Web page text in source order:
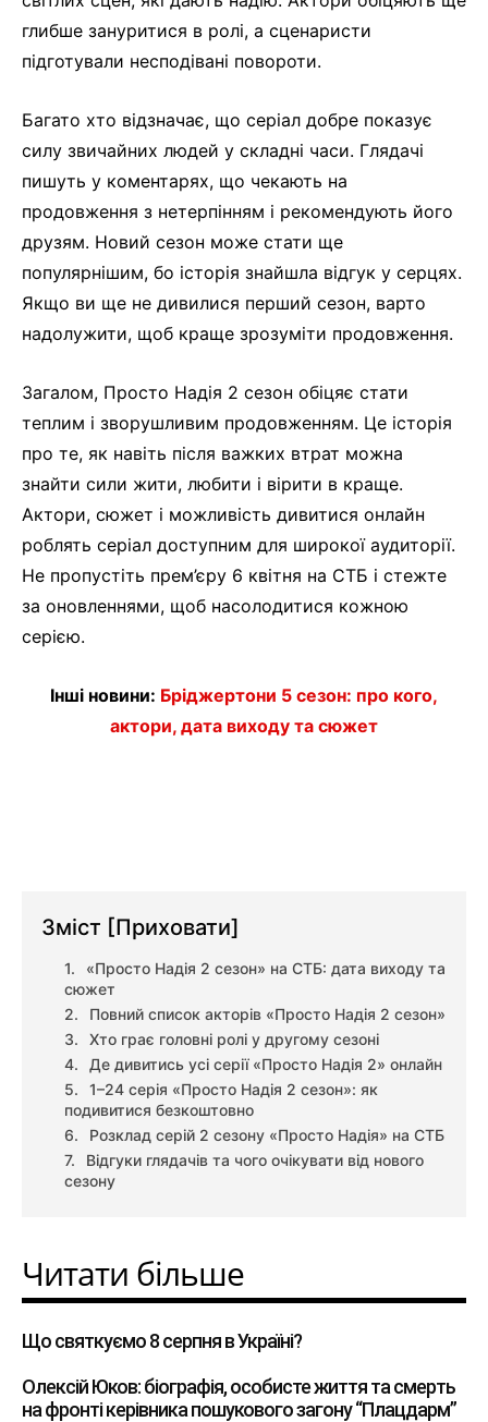
глибше зануритися в ролі, а сценаристи
підготували несподівані повороти.
Багато хто відзначає, що серіал добре показує
силу звичайних людей у складні часи. Глядачі
пишуть у коментарях, що чекають на
продовження з нетерпінням і рекомендують його
друзям. Новий сезон може стати ще
популярнішим, бо історія знайшла відгук у серцях.
Якщо ви ще не дивилися перший сезон, варто
надолужити, щоб краще зрозуміти продовження.
Загалом, Просто Надія 2 сезон обіцяє стати
теплим і зворушливим продовженням. Це історія
про те, як навіть після важких втрат можна
знайти сили жити, любити і вірити в краще.
Актори, сюжет і можливість дивитися онлайн
роблять серіал доступним для широкої аудиторії.
Не пропустіть прем’єру 6 квітня на СТБ і стежте
за оновленнями, щоб насолодитися кожною
серією.
Інші новини: Бріджертони 5 сезон: про кого,
актори, дата виходу та сюжет
Зміст [Приховати]
«Просто Надія 2 сезон» на СТБ: дата виходу та
сюжет
Повний список акторів «Просто Надія 2 сезон»
Хто грає головні ролі у другому сезоні
Де дивитись усі серії «Просто Надія 2» онлайн
1–24 серія «Просто Надія 2 сезон»: як
подивитися безкоштовно
Розклад серій 2 сезону «Просто Надія» на СТБ
Відгуки глядачів та чого очікувати від нового
сезону
Читати більше
Що святкуємо 8 серпня в Україні?
Олексій Юков: біографія, особисте життя та смерть
на фронті керівника пошукового загону “Плацдарм”